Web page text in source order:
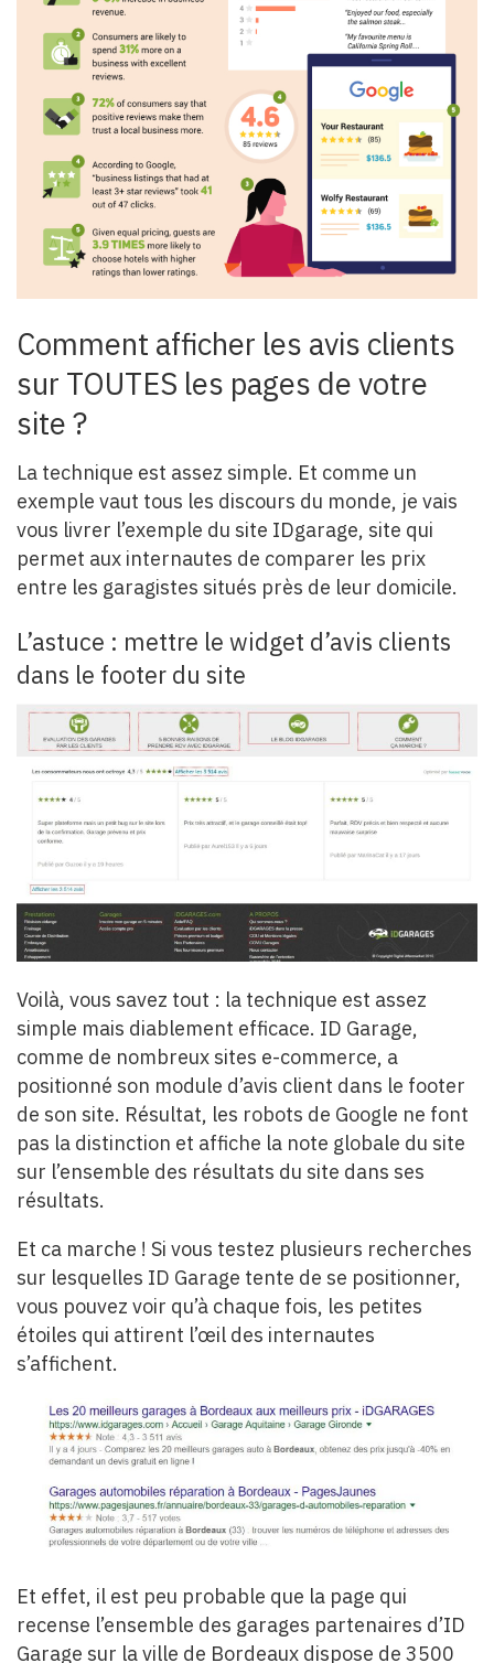
Comment afficher les avis clients
sur TOUTES les pages de votre
site ?
La technique est assez simple. Et comme un
exemple vaut tous les discours du monde, je vais
vous livrer l’exemple du site IDgarage, site qui
permet aux internautes de comparer les prix
entre les garagistes situés près de leur domicile.
L’astuce : mettre le widget d’avis clients
dans le footer du site
Voilà, vous savez tout : la technique est assez
simple mais diablement efficace. ID Garage,
comme de nombreux sites e-commerce, a
positionné son module d’avis client dans le footer
de son site. Résultat, les robots de Google ne font
pas la distinction et affiche la note globale du site
sur l’ensemble des résultats du site dans ses
résultats.
Et ca marche ! Si vous testez plusieurs recherches
sur lesquelles ID Garage tente de se positionner,
vous pouvez voir qu’à chaque fois, les petites
étoiles qui attirent l’œil des internautes
s’affichent.
Et effet, il est peu probable que la page qui
recense l’ensemble des garages partenaires d’ID
Garage sur la ville de Bordeaux dispose de 3500